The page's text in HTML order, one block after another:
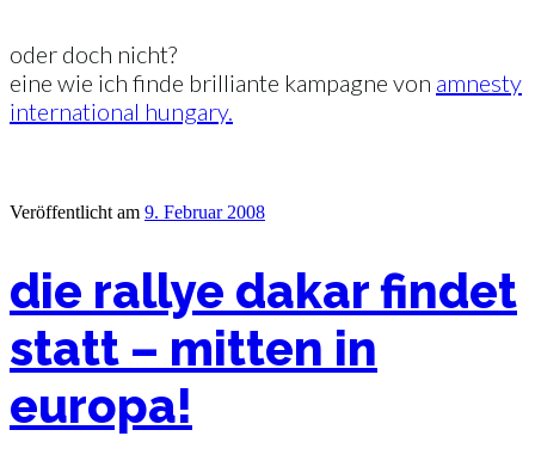
oder doch nicht?
eine wie ich finde brilliante kampagne von amnesty
international hungary.
Veröffentlicht am 9. Februar 2008
die rallye dakar findet
statt – mitten in
europa!